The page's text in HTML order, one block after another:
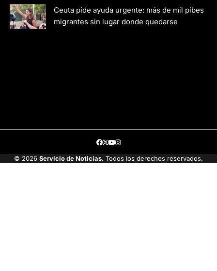
Ceuta pide ayuda urgente: más de mil pibes
migrantes sin lugar donde quedarse
Facebook
TwitterYoutube
Instagram
© 2026 Servicio de Noticias. Todos los derechos reservados.